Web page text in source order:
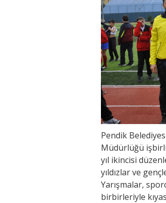
Pendik
Müdürlüğü
yıl ikincisi
yıldızlar ve
Yarışmalar,
birbirleriyle